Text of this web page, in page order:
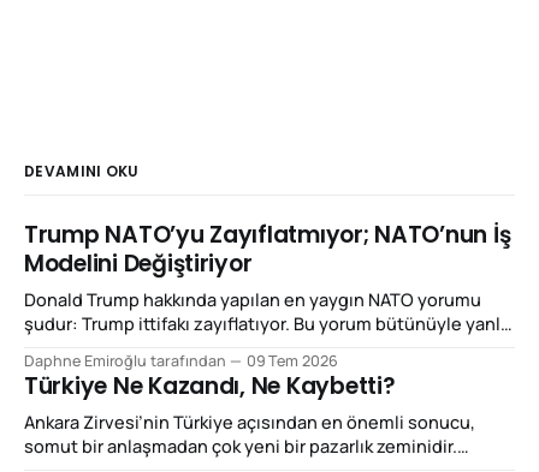
DEVAMINI OKU
Trump NATO’yu Zayıflatmıyor; NATO’nun İş
Modelini Değiştiriyor
Donald Trump hakkında yapılan en yaygın NATO yorumu
şudur: Trump ittifakı zayıflatıyor. Bu yorum bütünüyle yanlış
Çünkü Trump'ın yaptığı şey NATO'yu dağıtmaktan çok,
NATO'nun çalışma mantığını yeniden fiyatlandırmak.
Beğenilsin ya da beğenilmesin, bu
Daphne Emiroğlu tarafından 09 Tem 2026
Türkiye Ne Kazandı, Ne Kaybetti?
Ankara Zirvesi’nin Türkiye açısından en önemli sonucu,
somut bir anlaşmadan çok yeni bir pazarlık zeminidir.